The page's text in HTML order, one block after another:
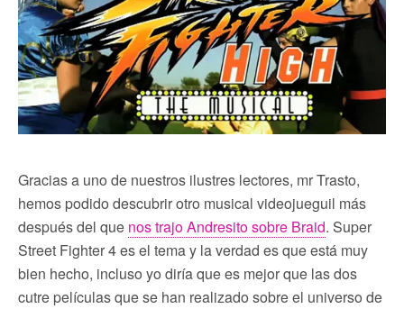
Gracias a uno de nuestros ilustres lectores, mr Trasto,
hemos podido descubrir otro musical videojueguil más
después del que nos trajo Andresito sobre Braid. Super
Street Fighter 4 es el tema y la verdad es que está muy
bien hecho, incluso yo diría que es mejor que las dos
cutre películas que se han realizado sobre el universo de